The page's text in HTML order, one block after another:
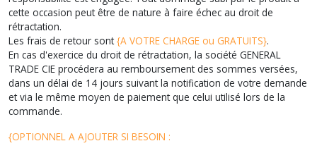
cette occasion peut être de nature à faire échec au droit de
rétractation.
Les frais de retour sont{A VOTRE CHARGE ou GRATUITS}.
En cas d'exercice du droit de rétractation, la société GENERAL
TRADE CIE procédera au remboursement des sommes versées,
dans un délai de 14 jours suivant la notification de votre demande
et via le même moyen de paiement que celui utilisé lors de la
commande.
{OPTIONNEL A AJOUTER SI BESOIN :